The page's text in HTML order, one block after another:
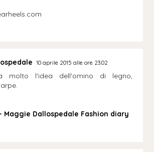
10 aprile 2015 alle ore 23:02
molto l'idea dell'omino di legno,
Maggie Dallospedale Fashion diary